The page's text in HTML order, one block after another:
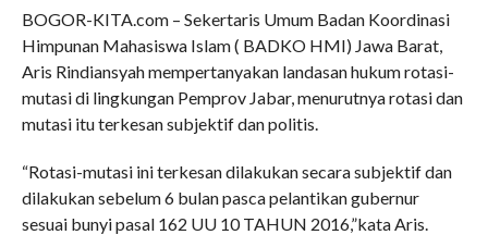
BOGOR-KITA.com – Sekertaris Umum Badan Koordinasi
Himpunan Mahasiswa Islam ( BADKO HMI) Jawa Barat,
Aris Rindiansyah mempertanyakan landasan hukum rotasi-
mutasi di lingkungan Pemprov Jabar, menurutnya rotasi dan
mutasi itu terkesan subjektif dan politis.
“Rotasi-mutasi ini terkesan dilakukan secara subjektif dan
dilakukan sebelum 6 bulan pasca pelantikan gubernur
sesuai bunyi pasal 162 UU 10 TAHUN 2016,”kata Aris.